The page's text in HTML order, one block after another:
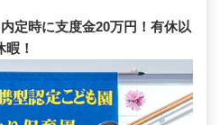
定時に支度金20万円！有休以
！